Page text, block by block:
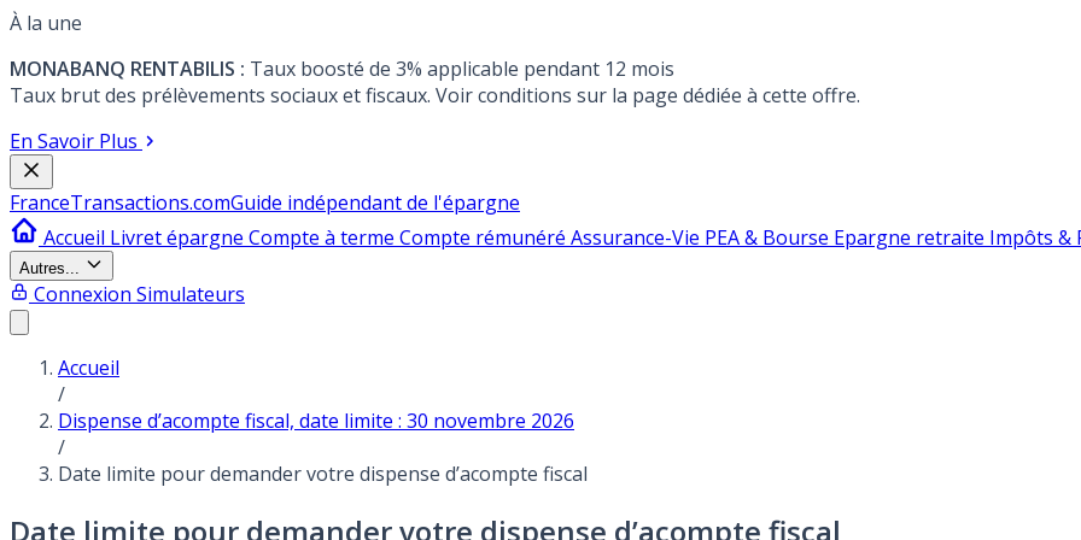
À la une
MONABANQ RENTABILIS : Taux boosté de 3% applicable pendant 12 mois
Taux brut des prélèvements sociaux et fiscaux. Voir conditions sur la page dédiée à cette offre.
En Savoir Plus
FranceTransactions.comGuide indépendant de l'épargne
Accueil Livret épargne Compte à terme Compte rémunéré Assurance-Vie PEA & Bourse Epargne retraite Impôts &
Autres...
Connexion Simulateurs
Accueil
/
Dispense d’acompte fiscal, date limite : 30 novembre 2026
/
Date limite pour demander votre dispense d’acompte fiscal
Date limite pour demander votre dispense d’acompte fiscal